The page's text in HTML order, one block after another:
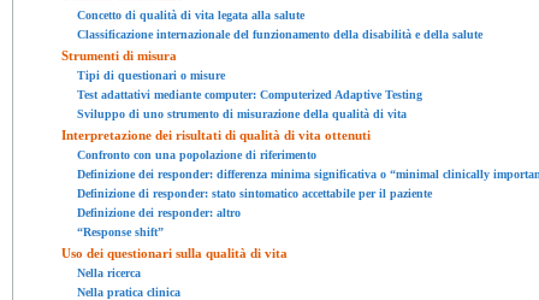
Concetto di qualità di vita legata alla salute
Classificazione internazionale del funzionamento della disabilità e della salute
Strumenti di misura
Tipi di questionari o misure
Test adattativi mediante computer: Computerized Adaptive Testing
Sviluppo di uno strumento di misurazione della qualità di vita
Interpretazione dei risultati di qualità di vita ottenuti
Confronto con una popolazione di riferimento
Definizione dei responder: differenza minima significativa o “minimal clinically
Definizione di responder: stato sintomatico accettabile per il paziente
Definizione dei responder: altro
“Response shift”
Uso dei questionari sulla qualità di vita
Nella ricerca
Nella pratica clinica